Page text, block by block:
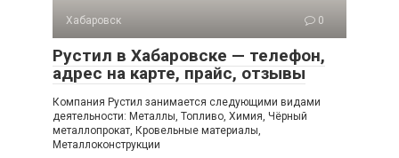
Хабаровск 0
Рустил в Хабаровске — телефон,
адрес на карте, прайс, отзывы
Компания Рустил занимается следующими видами
деятельности: Металлы, Топливо, Химия, Чёрный
металлопрокат, Кровельные материалы,
Металлоконструкции